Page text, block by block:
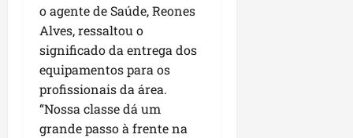
o agente de Saúde, Reones
Alves, ressaltou o
significado da entrega dos
equipamentos para os
profissionais da área.
“Nossa classe dá um
grande passo à frente na